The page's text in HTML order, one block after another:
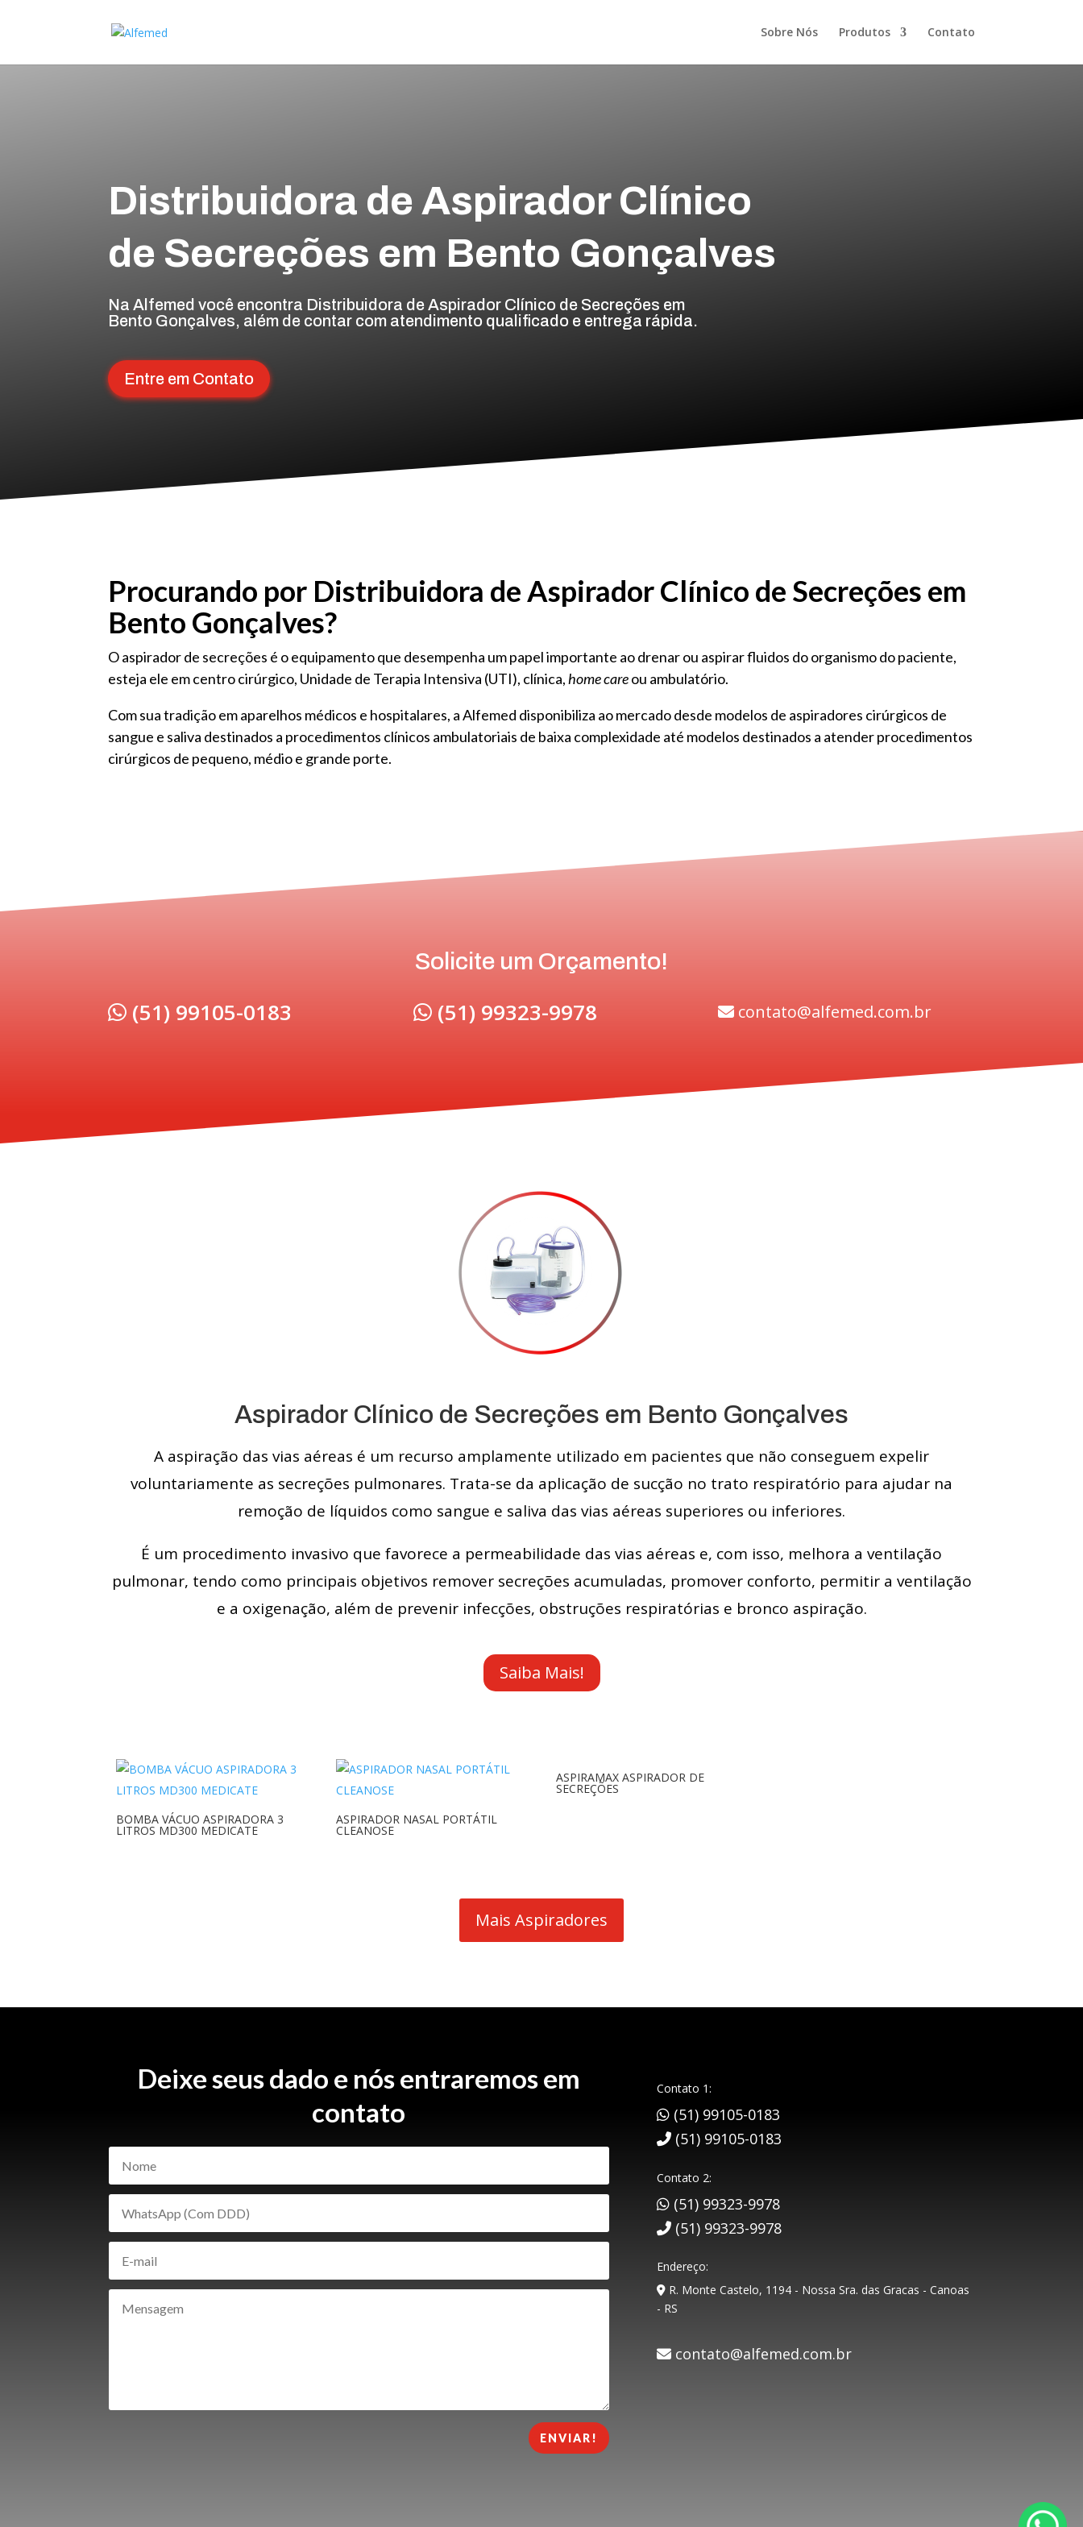
Sobre Nós Produtos Contato
Distribuidora de Aspirador Clínico
de Secreções em Bento Gonçalves
Na Alfemed você encontra Distribuidora de Aspirador Clínico de Secreções em
Bento Gonçalves, além de contar com atendimento qualificado e entrega rápida.
Entre em Contato
Procurando por Distribuidora de Aspirador Clínico de Secreções em
Bento Gonçalves?
O aspirador de secreções é o equipamento que desempenha um papel importante ao drenar ou aspirar fluidos do organismo do paciente,
esteja ele em centro cirúrgico, Unidade de Terapia Intensiva (UTI), clínica,home careou ambulatório.
Com sua tradição em aparelhos médicos e hospitalares, a Alfemed disponibiliza ao mercado desde modelos de aspiradores cirúrgicos de
sangue e saliva destinados a procedimentos clínicos ambulatoriais de baixa complexidade até modelos destinados a atender procedimentos
cirúrgicos de pequeno, médio e grande porte.
Solicite um Orçamento!
(51) 99105-0183 (51) 99323-9978 contato@alfemed.com.br
Aspirador Clínico de Secreções em Bento Gonçalves
A aspiração das vias aéreas é um recurso amplamente utilizado em pacientes que não conseguem expelir
voluntariamente as secreções pulmonares. Trata-se da aplicação de sucção no trato respiratório para ajudar na
remoção de líquidos como sangue e saliva das vias aéreas superiores ou inferiores.
É um procedimento invasivo que favorece a permeabilidade das vias aéreas e, com isso, melhora a ventilação
pulmonar, tendo como principais objetivos remover secreções acumuladas, promover conforto, permitir a ventilação
e a oxigenação, além de prevenir infecções, obstruções respiratórias e bronco aspiração.
Saiba Mais!
BOMBA VÁCUO ASPIRADORA 3
LITROS MD300 MEDICATE
ASPIRADOR NASAL PORTÁTIL
CLEANOSE
ASPIRAMAX ASPIRADOR DE
SECREÇÕES
Mais Aspiradores
Deixe seus dado e nós entraremos em
contato
ENVIAR!
Contato 1:
(51) 99105-0183
(51) 99105-0183
Contato 2:
(51) 99323-9978
(51) 99323-9978
Endereço:
R. Monte Castelo, 1194 - Nossa Sra. das Gracas - Canoas
- RS
contato@alfemed.com.br